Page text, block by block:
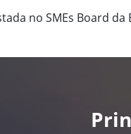
no SMEs Board da